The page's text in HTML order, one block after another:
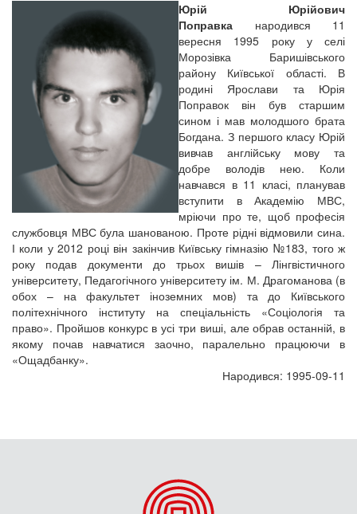
Юрій Юрійович
Поправка народився 11
вересня 1995 року у селі
Морозівка Баришівського
району Київської області. В
родині Ярослави та Юрія
Поправок він був старшим
сином і мав молодшого брата
Богдана. З першого класу Юрій
вивчав англійську мову та
добре володів нею. Коли
навчався в 11 класі, планував
вступити в Академію МВС,
мріючи про те, щоб професія
службовця МВС була шанованою. Проте рідні відмовили сина.
І коли у 2012 році він закінчив Київську гімназію №183, того ж
року подав документи до трьох вишів – Лінгвістичного
університету, Педагогічного університету ім. М. Драгоманова (в
обох – на факультет іноземних мов) та до Київського
політехнічного інституту на спеціальність «Соціологія та
право». Пройшов конкурс в усі три виші, але обрав останній, в
якому почав навчатися заочно, паралельно працюючи в
«Ощадбанку».
Народився: 1995-09-11